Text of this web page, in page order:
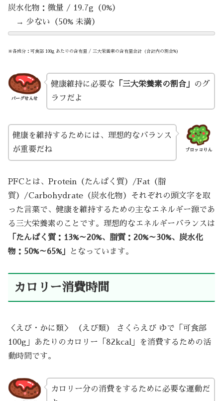
炭水化物：微量 / 19.7g（0%）
→ 少ない（50% 未満）
※各成分：可食部 100g あたりの含有量 / 三大栄養素の含有量合計（合計内の割合%）
バーグせんせ
健康維持に必要な 「三大栄養素の割合」
のグ
ラフだよ
ブロッコりん
健康を維持するためには、理想的なバランス
が重要だね
PFCとは、Protein（たんぱく質）/Fat（脂
質）/Carbohydrate（炭水化物）それぞれの頭文字を取
った言葉で、健康を維持するための主なエネルギー源であ
る三大栄養素のことです。理想的なエネルギーバランスは
「たんぱく質：13%～20%、脂質：20%～30%、炭水化
物：50%～65%」
となっています。
カロリー消費時間
＜えび・かに類＞ （えび類） さくらえび ゆで「可食部
100g」あたりのカロリー「82kcal」を消費するための活
動時間です。
カロリー分の消費をするために必要な運動だ